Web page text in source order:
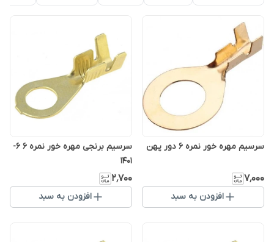
سرسیم مهره خور نمره ۶ دور پهن
۷٬۰۰۰
افزودن به سبد
سرسیم برنجی مهره خور نمره ۶ 6-
1401
۲٬۷۰۰
افزودن به سبد